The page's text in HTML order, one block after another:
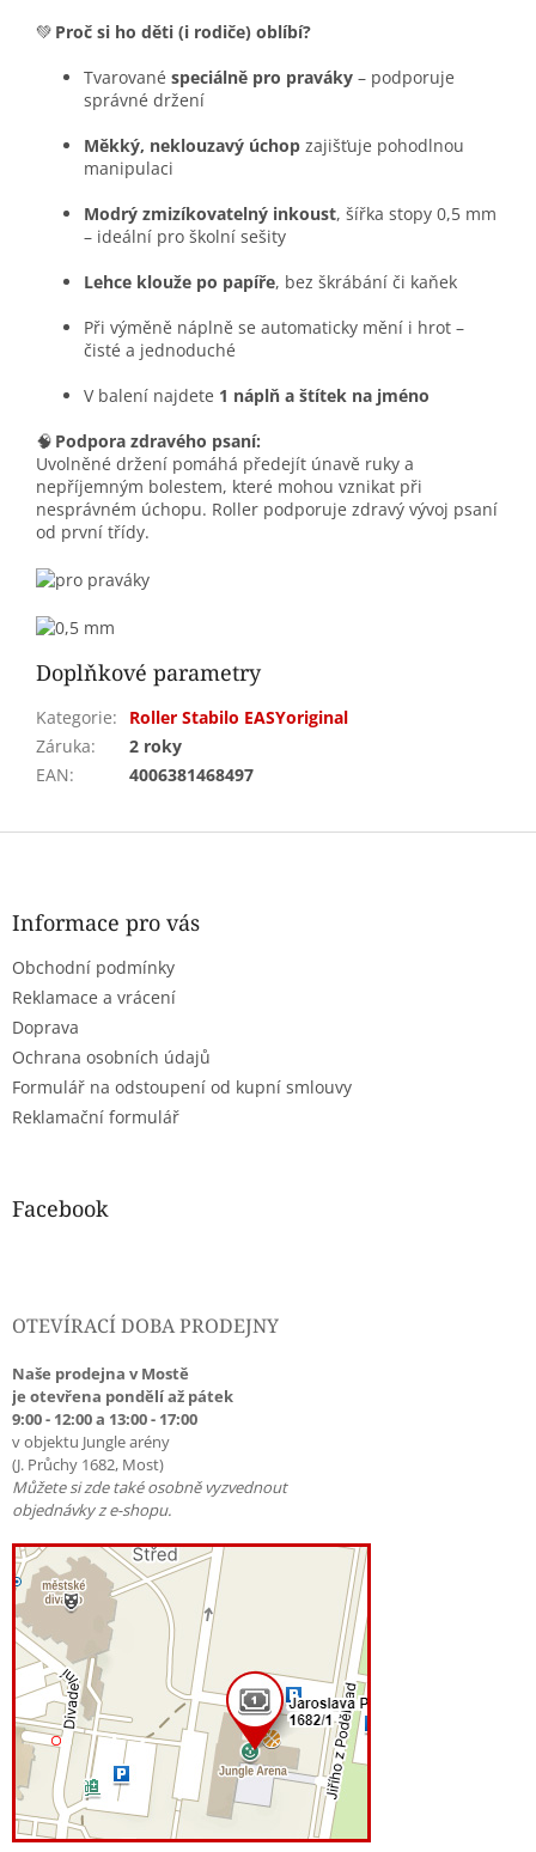
💚 Proč si ho děti (i rodiče) oblíbí?
Tvarované speciálně pro praváky – podporuje
správné držení
Měkký, neklouzavý úchop zajišťuje pohodlnou
manipulaci
Modrý zmizíkovatelný inkoust, šířka stopy 0,5 mm
– ideální pro školní sešity
Lehce klouže po papíře, bez škrábání či kaňek
Při výměně náplně se automaticky mění i hrot –
čisté a jednoduché
V balení najdete 1 náplň a štítek na jméno
🧠 Podpora zdravého psaní:
Uvolněné držení pomáhá předejít únavě ruky a
nepříjemným bolestem, které mohou vznikat při
nesprávném úchopu. Roller podporuje zdravý vývoj psaní
od první třídy.
Doplňkové parametry
Kategorie:
Roller Stabilo EASYoriginal
Záruka:
2 roky
EAN: 4006381468497
Z
Informace pro vás
Obchodní podmínky
Reklamace a vrácení
Doprava
Ochrana osobních údajů
Formulář na odstoupení od kupní smlouvy
Reklamační formulář
Facebook
OTEVÍRACÍ DOBA PRODEJNY
Naše prodejna v Mostě
je otevřena pondělí až pátek
9:00 - 12:00 a 13:00 - 17:00
v objektu Jungle arény
(J. Průchy 1682, Most)
Můžete si zde také osobně vyzvednout
objednávky z e-shopu.